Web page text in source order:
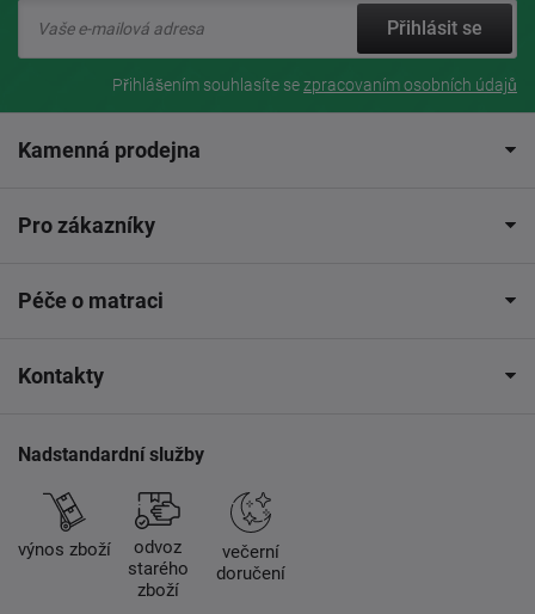
Přihlásit se
Přihlášením souhlasíte sezpracovaním osobních údajů
Kamenná prodejna
Pro zákazníky
Péče o matraci
Kontakty
Nadstandardní služby
výnos zboží
odvoz
starého
zboží
večerní
doručení